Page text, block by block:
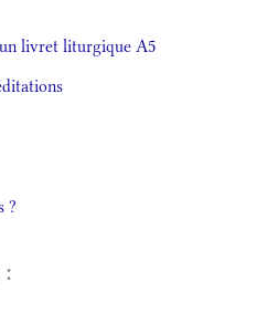
livret liturgique A5
?